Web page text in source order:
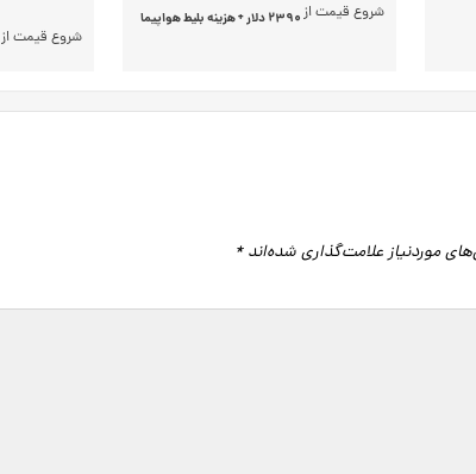
شروع قیمت از 2390 دلار + هزینه بلیط هواپیما
شروع قیمت از
موردنیاز علامت‌گذاری شده‌اند*